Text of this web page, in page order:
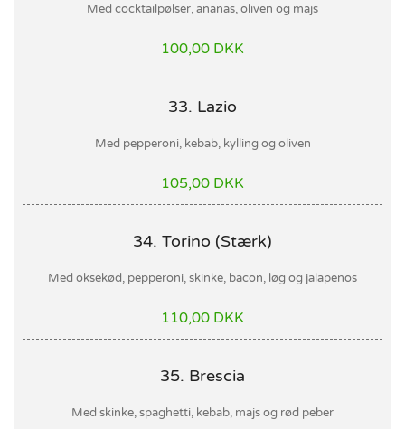
Med cocktailpølser, ananas, oliven og majs
100,00 DKK
33. Lazio
Med pepperoni, kebab, kylling og oliven
105,00 DKK
34. Torino (Stærk)
Med oksekød, pepperoni, skinke, bacon, løg og jalapenos
110,00 DKK
35. Brescia
Med skinke, spaghetti, kebab, majs og rød peber